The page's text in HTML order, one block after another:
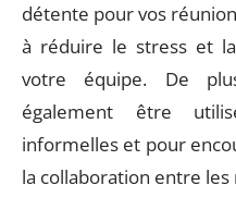
détente pour vos
à réduire le stress et
votre équipe. De
également être
informelles et pour
la collaboration entre les